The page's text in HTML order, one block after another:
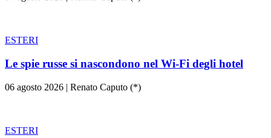
ESTERI
Le spie russe si nascondono nel Wi-Fi degli hotel
06 agosto 2026 | Renato Caputo (*)
ESTERI